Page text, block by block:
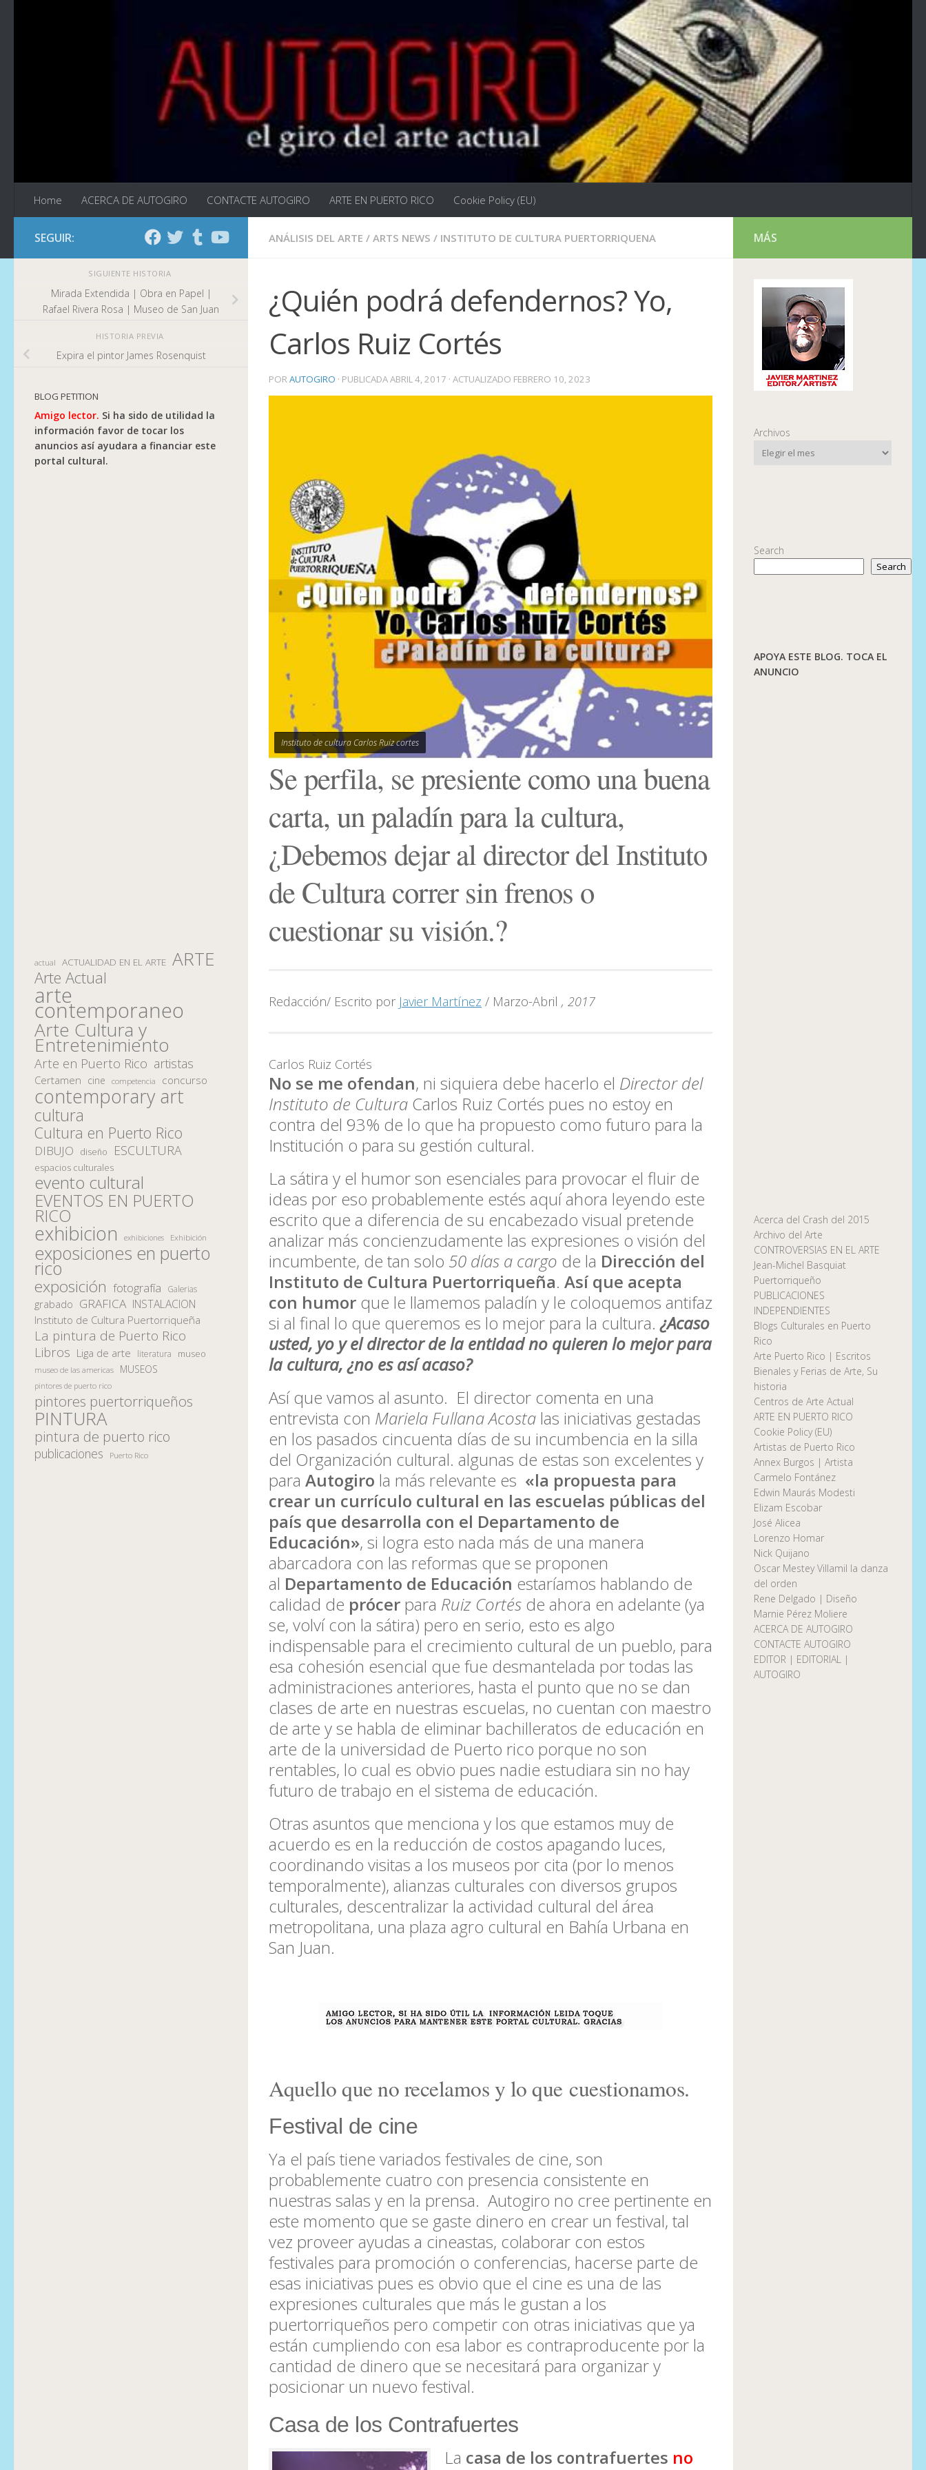
Home ACERCA DE AUTOGIRO CONTACTE AUTOGIRO ARTE EN PUERTO RICO Cookie Policy (EU)
ANÁLISIS DEL ARTE / ARTS NEWS / INSTITUTO DE CULTURA PUERTORRIQUENA
¿Quién podrá defendernos? Yo,
Carlos Ruiz Cortés
PORAUTOGIRO · PUBLICADAABRIL 4, 2017 · ACTUALIZADO FEBRERO 10, 2023
Instituto de cultura Carlos Ruiz cortes
Se perfila, se presiente como una buena
carta, un paladín para la cultura,
¿Debemos dejar al director del Instituto
de Cultura correr sin frenos o
cuestionar su visión.?
Redacción/ Escrito por Javier Martínez / Marzo-Abril , 2017
Carlos Ruiz Cortés
No se me ofendan, ni siquiera debe hacerlo el Director del
Instituto de Cultura Carlos Ruiz Cortés pues no estoy en
contra del 93% de lo que ha propuesto como futuro para la
Institución o para su gestión cultural.
La sátira y el humor son esenciales para provocar el fluir de
ideas por eso probablemente estés aquí ahora leyendo este
escrito que a diferencia de su encabezado visual pretende
analizar más concienzudamente las expresiones o visión del
incumbente, de tan solo 50 días a cargo de la Dirección del
Instituto de Cultura Puertorriqueña. Así que acepta
con humor que le llamemos paladín y le coloquemos antifaz
si al final lo que queremos es lo mejor para la cultura.¿Acaso
usted, yo y el director de la entidad no quieren lo mejor para
la cultura, ¿no es así acaso?
Así que vamos al asunto. El director comenta en una
entrevista con Mariela Fullana Acosta las iniciativas gestadas
en los pasados cincuenta días de su incumbencia en la silla
del Organización cultural. algunas de estas son excelentes y
para Autogiro la más relevante es «la propuesta para
crear un currículo cultural en las escuelas públicas del
país que desarrolla con el Departamento de
Educación», si logra esto nada más de una manera
abarcadora con las reformas que se proponen
al Departamento de Educación estaríamos hablando de
calidad de prócer para Ruiz Cortés de ahora en adelante (ya
se, volví con la sátira) pero en serio, esto es algo
indispensable para el crecimiento cultural de un pueblo, para
esa cohesión esencial que fue desmantelada por todas las
administraciones anteriores, hasta el punto que no se dan
clases de arte en nuestras escuelas, no cuentan con maestro
de arte y se habla de eliminar bachilleratos de educación en
arte de la universidad de Puerto rico porque no son
rentables, lo cual es obvio pues nadie estudiara sin no hay
futuro de trabajo en el sistema de educación.
Otras asuntos que menciona y los que estamos muy de
acuerdo es en la reducción de costos apagando luces,
coordinando visitas a los museos por cita (por lo menos
temporalmente), alianzas culturales con diversos grupos
culturales, descentralizar la actividad cultural del área
metropolitana, una plaza agro cultural en Bahía Urbana en
San Juan.
Aquello que no recelamos y lo que cuestionamos.
Festival de cine
Ya el país tiene variados festivales de cine, son
probablemente cuatro con presencia consistente en
nuestras salas y en la prensa. Autogiro no cree pertinente en
este momento que se gaste dinero en crear un festival, tal
vez proveer ayudas a cineastas, colaborar con estos
festivales para promoción o conferencias, hacerse parte de
esas iniciativas pues es obvio que el cine es una de las
expresiones culturales que más le gustan a los
puertorriqueños pero competir con otras iniciativas que ya
están cumpliendo con esa labor es contraproducente por la
cantidad de dinero que se necesitará para organizar y
posicionar un nuevo festival.
Casa de los Contrafuertes
La casa de los contrafuertes no
SEGUIR:
SIGUIENTE HISTORIA
Mirada Extendida | Obra en Papel |
Rafael Rivera Rosa | Museo de San Juan
HISTORIA PREVIA
Expira el pintor James Rosenquist
BLOG PETITION
Amigo lector. Si ha sido de utilidad la
información favor de tocar los
anuncios así ayudara a financiar este
portal cultural.
actual ACTUALIDAD EN EL ARTE ARTE
Arte Actual
arte
contemporaneo
Arte Cultura y
Entretenimiento
Arte en Puerto Rico artistas
Certamen cine competencia concurso
contemporary art
cultura
Cultura en Puerto Rico
DIBUJO diseño ESCULTURA
espacios culturales
evento cultural
EVENTOS EN PUERTO
RICO
exhibicion exhibiciones Exhibición
exposiciones en puerto
rico
exposición fotografía Galerias
grabado GRAFICA INSTALACION
Instituto de Cultura Puertorriqueña
La pintura de Puerto Rico
Libros Liga de arte literatura museo
museo de las americas MUSEOS
pintores de puerto rico
pintores puertorriqueños
PINTURA
pintura de puerto rico
publicaciones Puerto Rico
MÁS
Archivos
Search
Search
APOYA ESTE BLOG. TOCA EL
ANUNCIO
Acerca del Crash del 2015
Archivo del Arte
CONTROVERSIAS EN EL ARTE
Jean-Michel Basquiat
Puertorriqueño
PUBLICACIONES
INDEPENDIENTES
Blogs Culturales en Puerto
Rico
Arte Puerto Rico | Escritos
Bienales y Ferias de Arte, Su
historia
Centros de Arte Actual
ARTE EN PUERTO RICO
Cookie Policy (EU)
Artistas de Puerto Rico
Annex Burgos | Artista
Carmelo Fontánez
Edwin Maurás Modesti
Elizam Escobar
José Alicea
Lorenzo Homar
Nick Quijano
Oscar Mestey Villamil la danza
del orden
Rene Delgado | Diseño
Marnie Pérez Moliere
ACERCA DE AUTOGIRO
CONTACTE AUTOGIRO
EDITOR | EDITORIAL |
AUTOGIRO